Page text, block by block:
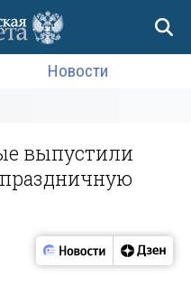
Новости
выпустили